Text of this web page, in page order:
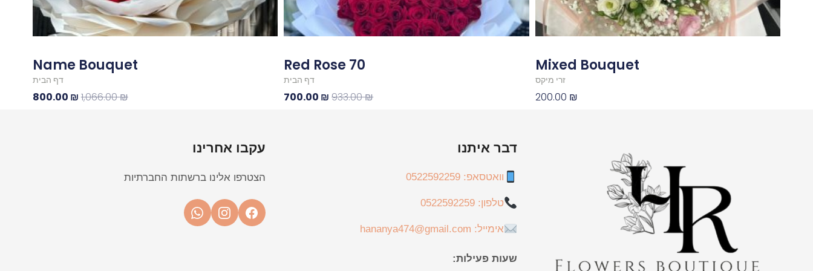
Mixed Bouquet
זרי מיקס
200.00 ₪
70 Red Rose
דף הבית
933.00₪
700.00 ₪
Name Bouquet
דף הבית
1,066.00₪
800.00 ₪
דבר איתנו
וואטסאפ: 0522592259
טלפון: 0522592259
אימייל: hananya474@gmail.com
שעות פעילות:
עקבו אחרינו
הצטרפו אלינו ברשתות החברתיות